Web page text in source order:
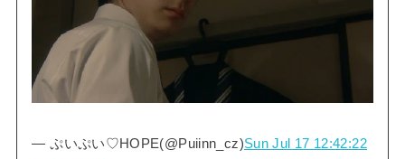
— ぷいぷい♡HOPE(@Puiinn_cz)Sun Jul 17 12:42:22